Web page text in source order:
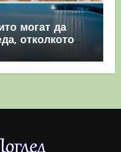
могат да
отколкото